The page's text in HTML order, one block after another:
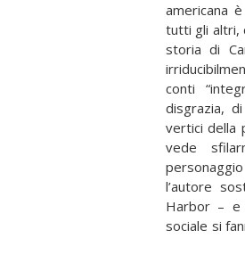
americana
tutti gli altri,
storia di
conti
disgrazia,
vertici della
vede
l’autore
Harbor – e
sociale si